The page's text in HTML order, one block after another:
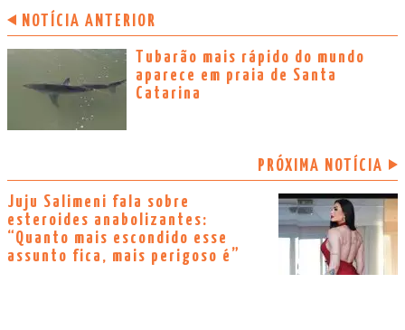
NOTÍCIA ANTERIOR
Tubarão mais rápido do mundo
aparece em praia de Santa
Catarina
PRÓXIMA NOTÍCIA
Juju Salimeni fala sobre
esteroides anabolizantes:
“Quanto mais escondido esse
assunto fica, mais perigoso é”